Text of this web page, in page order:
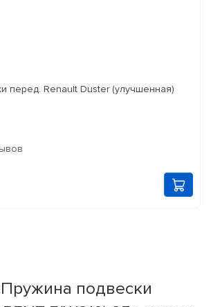
перед. Renault Duster (улучшенная)
подвески